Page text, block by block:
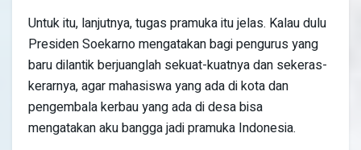
Untuk itu, lanjutnya, tugas pramuka itu jelas. Kalau dulu
Presiden Soekarno mengatakan bagi pengurus yang
baru dilantik berjuanglah sekuat-kuatnya dan sekeras-
kerarnya, agar mahasiswa yang ada di kota dan
pengembala kerbau yang ada di desa bisa
mengatakan aku bangga jadi pramuka Indonesia.